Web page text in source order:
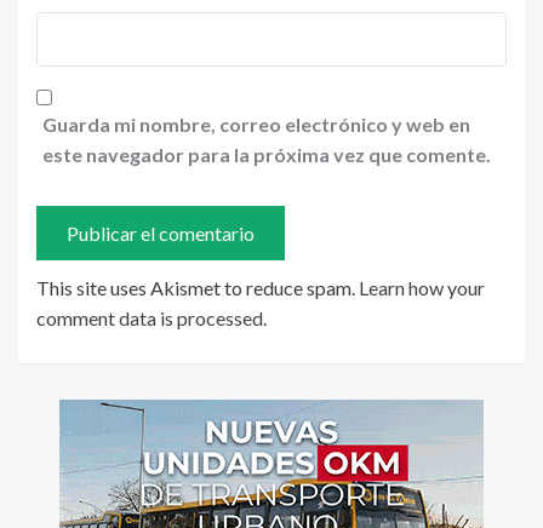
Guarda mi nombre, correo electrónico y web en
este navegador para la próxima vez que comente.
This site uses Akismet to reduce spam. Learn how your
comment data is processed.